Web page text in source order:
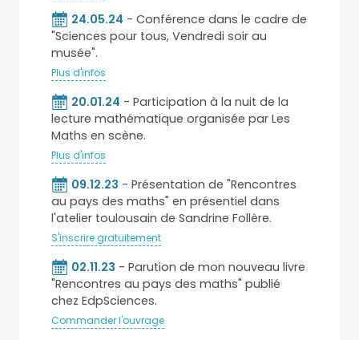
24.05.24 - Conférence dans le cadre de
"Sciences pour tous, Vendredi soir au
musée".
Plus d'infos
20.01.24 - Participation à la nuit de la
lecture mathématique organisée par Les
Maths en scène.
Plus d'infos
09.12.23 - Présentation de "Rencontres
au pays des maths" en présentiel dans
l'atelier toulousain de Sandrine Follère.
S'inscrire gratuitement
02.11.23 - Parution de mon nouveau livre
"Rencontres au pays des maths" publié
chez EdpSciences.
Commander l'ouvrage